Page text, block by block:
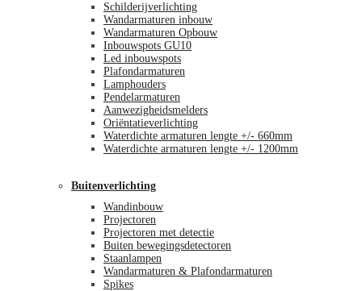
Schilderijverlichting
Wandarmaturen inbouw
Wandarmaturen Opbouw
Inbouwspots GU10
Led inbouwspots
Plafondarmaturen
Lamphouders
Pendelarmaturen
Aanwezigheidsmelders
Oriëntatieverlichting
Waterdichte armaturen lengte +/- 660mm
Waterdichte armaturen lengte +/- 1200mm
Buitenverlichting
Wandinbouw
Projectoren
Projectoren met detectie
Buiten bewegingsdetectoren
Staanlampen
Wandarmaturen & Plafondarmaturen
Spikes